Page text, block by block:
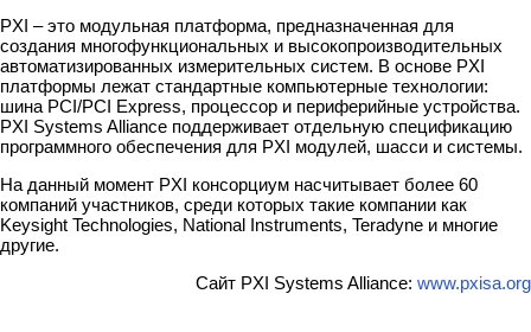
PXI – это модульная платформа, предназначенная для
создания многофункциональных и высокопроизводительных
автоматизированных измерительных систем. В основе PXI
платформы лежат стандартные компьютерные технологии:
шина PCI/PCI Express, процессор и периферийные устройства.
PXI Systems Alliance поддерживает отдельную спецификацию
программного обеспечения для PXI модулей, шасси и системы.
На данный момент PXI консорциум насчитывает более 60
компаний участников, среди которых такие компании как
Keysight Technologies, National Instruments, Teradyne и многие
другие.
Сайт PXI Systems Alliance: www.pxisa.org